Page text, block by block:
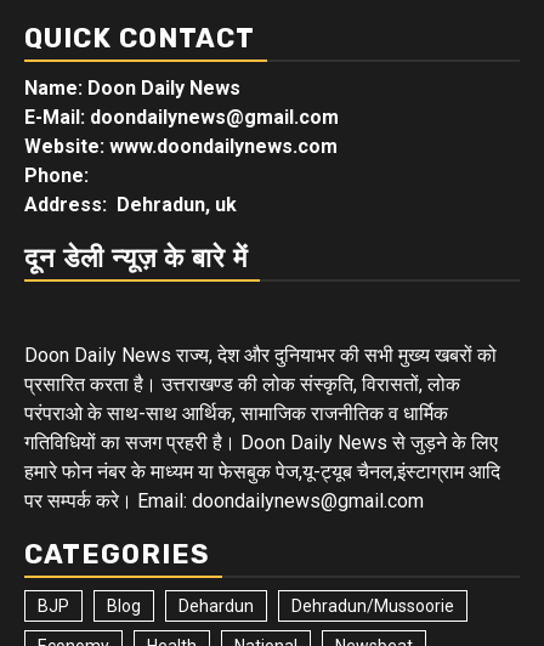
QUICK CONTACT
Name: Doon Daily News
E-Mail: doondailynews@gmail.com
Website: www.doondailynews.com
Phone:
Address: Dehradun, uk
दून डेली न्यूज़ के बारे में
Doon Daily News राज्य, देश और दुनियाभर की सभी मुख्य खबरों को
प्रसारित करता है। उत्तराखण्ड की लोक संस्कृति, विरासतों, लोक
परंपराओ के साथ-साथ आर्थिक, सामाजिक राजनीतिक व धार्मिक
गतिविधियों का सजग प्रहरी है। Doon Daily News से जुड़ने के लिए
हमारे फोन नंबर के माध्यम या फेसबुक पेज,यू-ट्यूब चैनल,इंस्टाग्राम आदि
पर सम्पर्क करे। Email: doondailynews@gmail.com
CATEGORIES
BJP Blog Dehardun Dehradun/Mussoorie